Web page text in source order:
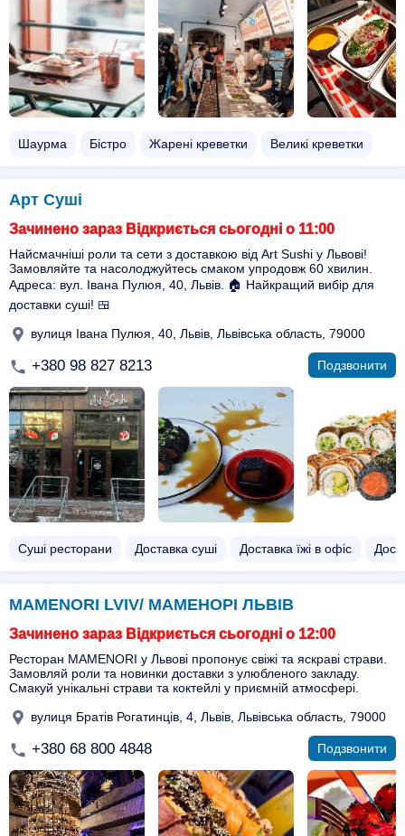
Шаурма Бістро Жарені креветки Великі креветки
Арт Суші
Зачинено зараз Відкриється сьогодні о 11:00
Найсмачніші роли та сети з доставкою від Art Sushi у Львові!
Замовляйте та насолоджуйтесь смаком упродовж 60 хвилин.
Адреса: вул. Івана Пулюя, 40, Львів. 🏠 Найкращий вибір для
доставки суші! 🍱
вулиця Івана Пулюя, 40, Львів, Львівська область, 79000
+380 98 827 8213 Подзвонити
Суші ресторани Доставка суші Доставка їжі в офіс
MAMENORI LVIV/ МАМЕНОРІ ЛЬВІВ
Зачинено зараз Відкриється сьогодні о 12:00
Ресторан MAMENORI у Львові пропонує свіжі та яскраві страви.
Замовляй роли та новинки доставки з улюбленого закладу.
Смакуй унікальні страви та коктейлі у приємній атмосфері.
вулиця Братів Рогатинців, 4, Львів, Львівська область, 79000
+380 68 800 4848 Подзвонити